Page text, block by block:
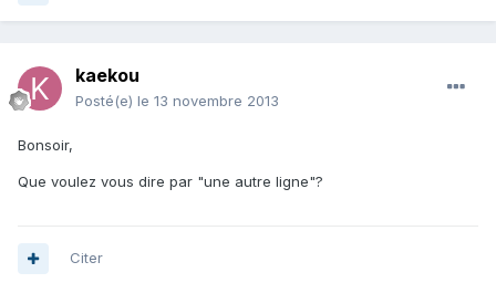
kaekou
Posté(e) le 13 novembre 2013
Bonsoir,
Que voulez vous dire par "une autre ligne"?
Citer